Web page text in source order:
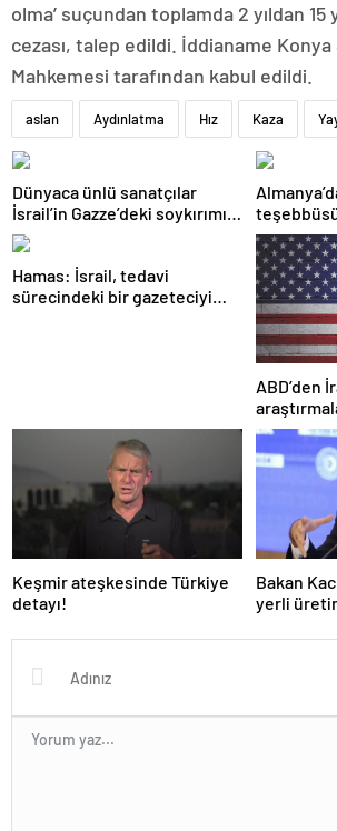
olma’ suçundan toplamda 2 yıldan 15
cezası, talep edildi. İddianame Konya
Mahkemesi tarafından kabul edildi.
aslan Aydınlatma Hız Kaza
Dünyaca ünlü sanatçılar
İsrail’in Gazze’deki soykırımını
kınadı
örgüte ait
Hamas: İsrail, tedavi
sürecindeki bir gazeteciyi
ABD’den
Keşmir ateşkesinde Türkiye
detayı!
Bakan
yerli